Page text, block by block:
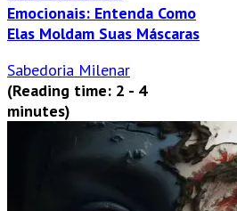
Emocionais: Entenda Como
Elas Moldam Suas Máscaras
Sabedoria Milenar
(Reading time: 2 - 4
minutes)